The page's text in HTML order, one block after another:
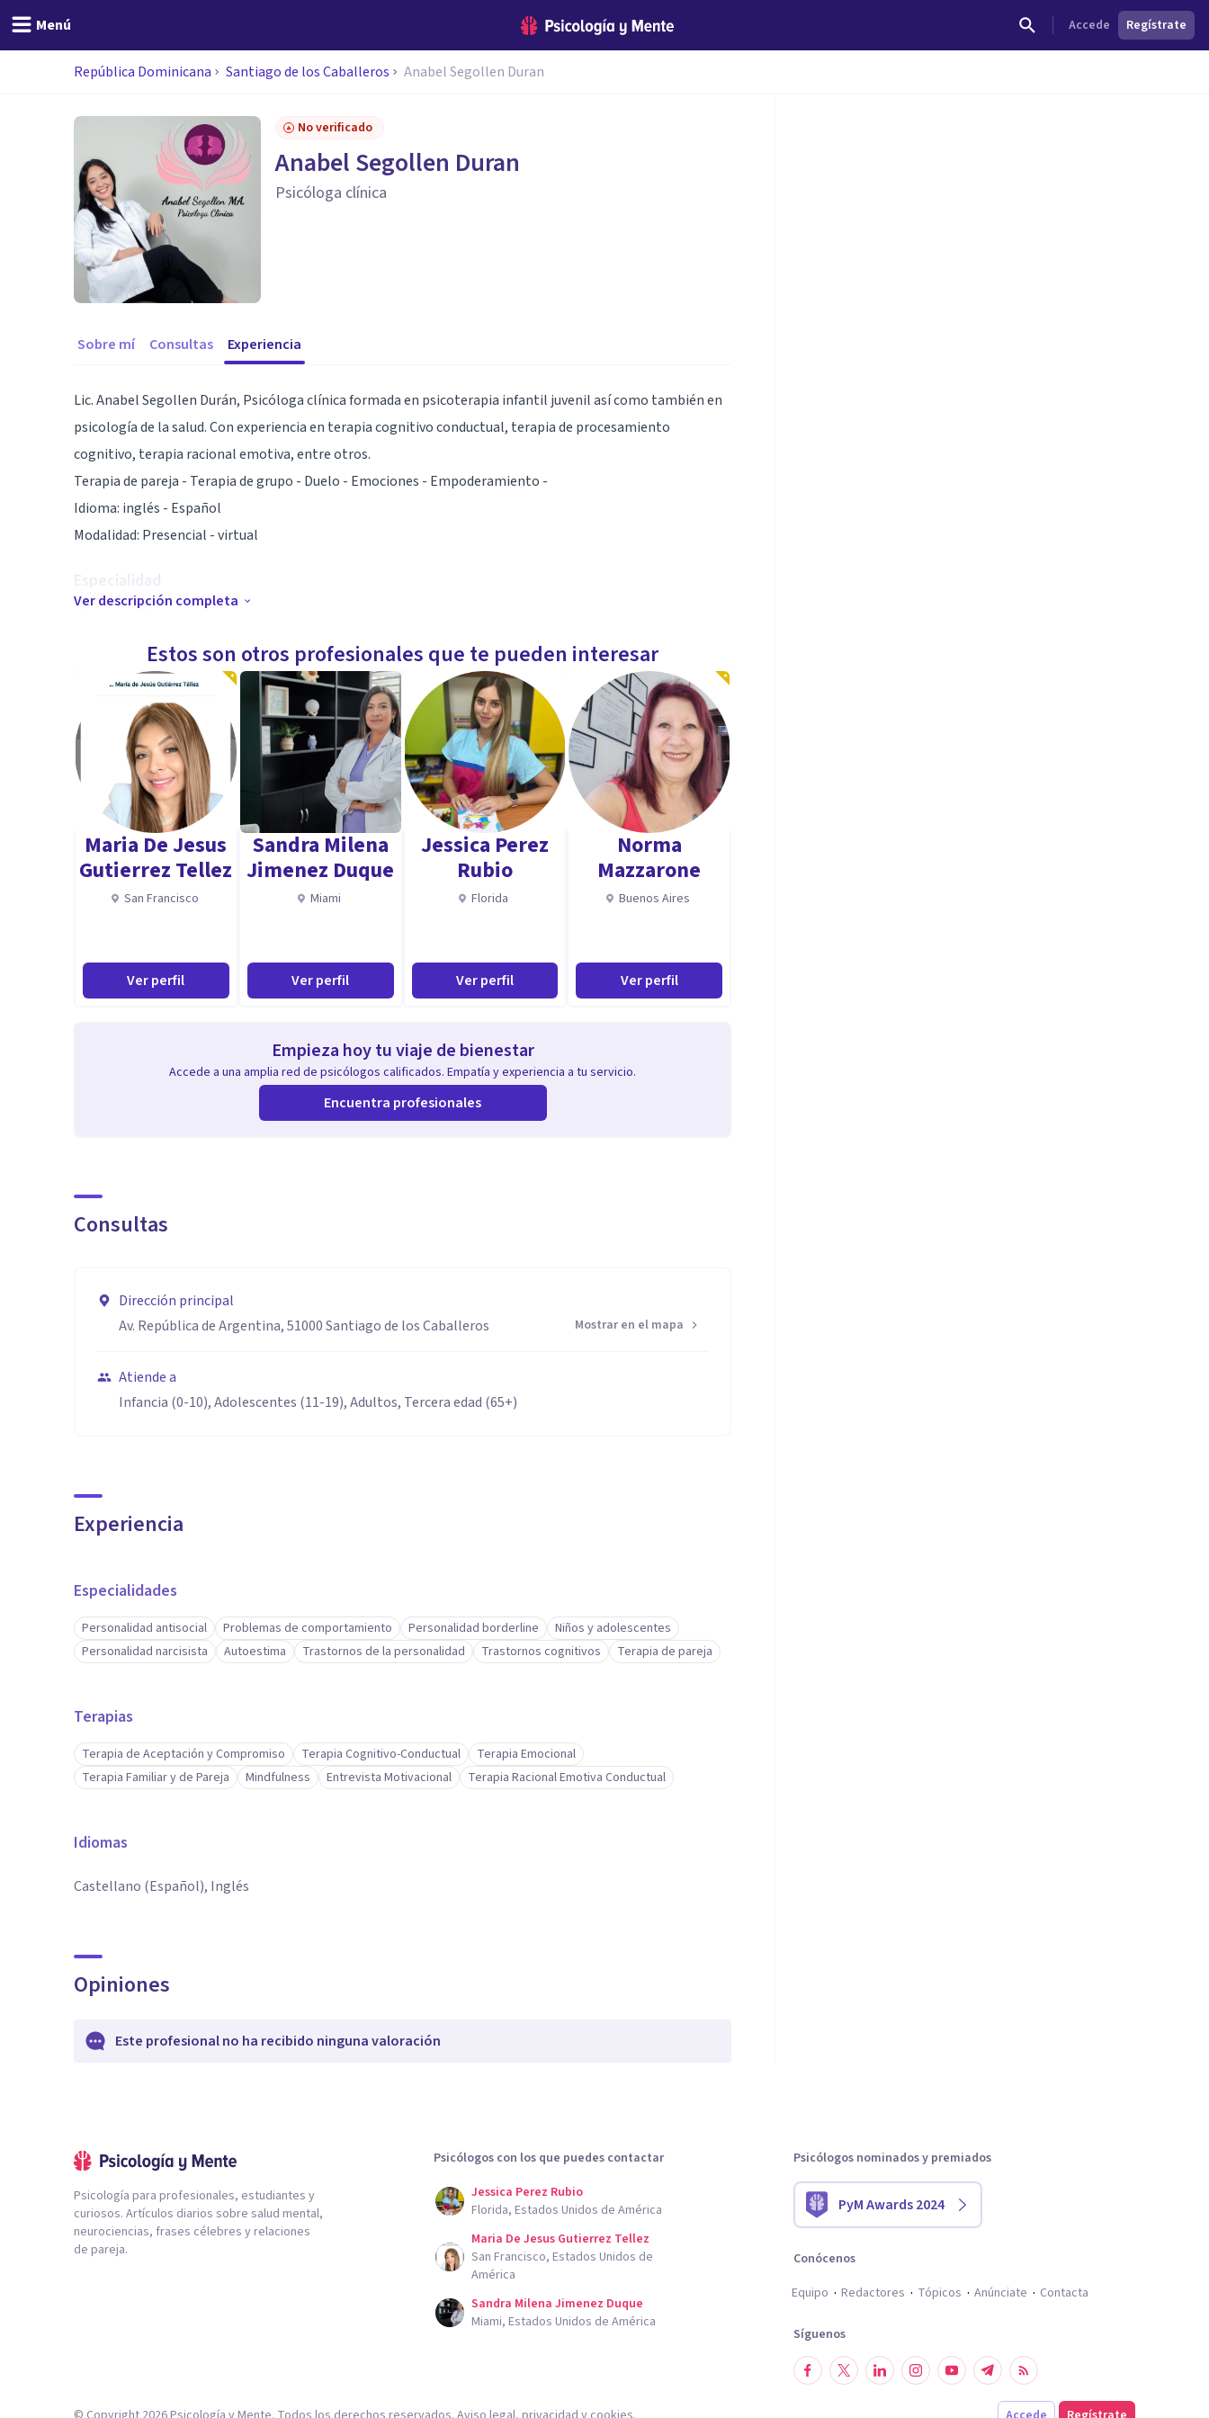
Menú Accede Regístrate
República Dominicana Santiago de los Caballeros Anabel Segollen Duran
No verificado
Anabel Segollen Duran
Psicóloga clínica
Sobre mí Consultas Experiencia
Lic. Anabel Segollen Durán, Psicóloga clínica formada en psicoterapia infantil juvenil así como también en
psicología de la salud. Con experiencia en terapia cognitivo conductual, terapia de procesamiento
cognitivo, terapia racional emotiva, entre otros.
Terapia de pareja - Terapia de grupo - Duelo - Emociones - Empoderamiento -
Idioma: inglés - Español
Modalidad: Presencial - virtual
Especialidad
Idioma: inglés - Español
experiencia en terapia cognitivo conductual, terapia de procesamiento cognitivo, terapia racional emotiva,
entre otros.
Terapia de pareja - Terapia de grupo - Duelo - Emociones - Empoderamiento -
Aptitudes
Anabel aporta un enfoque efectivo en sus sesiones
Ver descripción completa
Estos son otros profesionales que te pueden interesar
Maria De Jesus
Gutierrez Tellez
San Francisco
Ver perfil
Sandra Milena
Jimenez Duque
Miami
Ver perfil
Jessica Perez
Rubio
Florida
Ver perfil
Norma
Mazzarone
Buenos Aires
Ver perfil
Empieza hoy tu viaje de bienestar
Accede a una amplia red de psicólogos calificados. Empatía y experiencia a tu servicio.
Encuentra profesionales
Consultas
Dirección principal
Av. República de Argentina, 51000 Santiago de los Caballeros
Mostrar en el mapa
Atiende a
Infancia (0-10), Adolescentes (11-19), Adultos, Tercera edad (65+)
Experiencia
Especialidades
Personalidad antisocial Problemas de comportamiento Personalidad borderline
Niños y adolescentes
Personalidad narcisista
Autoestima Trastornos de la personalidad Trastornos cognitivos Terapia de pareja
Terapias
Terapia de Aceptación y Compromiso Terapia Cognitivo-Conductual
Terapia Emocional
Terapia Familiar y de Pareja
Mindfulness Entrevista Motivacional Terapia Racional Emotiva Conductual
Idiomas
Castellano (Español), Inglés
Opiniones
Este profesional no ha recibido ninguna valoración
Psicología para profesionales, estudiantes y
curiosos. Artículos diarios sobre salud mental,
neurociencias, frases célebres y relaciones
de pareja.
Psicólogos con los que puedes contactar
Jessica Perez Rubio
Florida, Estados Unidos de América
Maria De Jesus Gutierrez Tellez
San Francisco, Estados Unidos de
América
Sandra Milena Jimenez Duque
Miami, Estados Unidos de América
Psicólogos nominados y premiados
PyM Awards 2024
Conócenos
Equipo
Redactores Tópicos Anúnciate Contacta
Síguenos